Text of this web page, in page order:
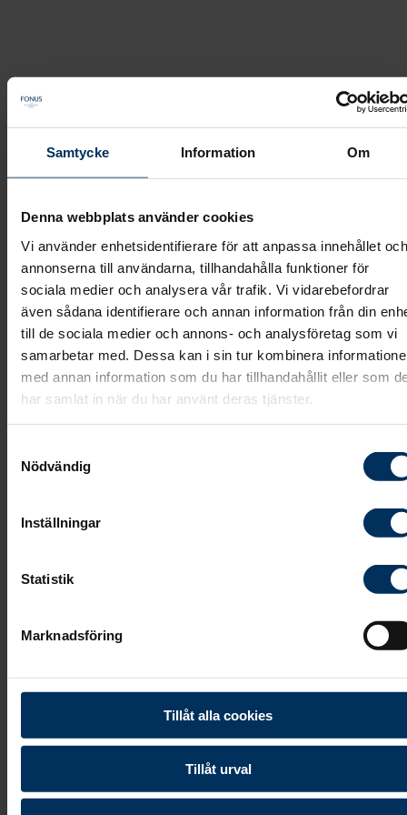
Samtycke Information Om
Denna webbplats använder cookies
Vi använder enhetsidentifierare för att anpassa innehållet och
annonserna till användarna, tillhandahålla funktioner för
sociala medier och analysera vår trafik. Vi vidarebefordrar
även sådana identifierare och annan information från din
till de sociala medier och annons- och analysföretag som vi
samarbetar med. Dessa kan i sin tur kombinera
med annan information som du har tillhandahållit eller som
har samlat in när du har använt deras tjänster.
Nödvändig
Inställningar
Statistik
Marknadsföring
Tillåt alla cookies
Tillåt urval
Fonus / Frågor & Svar /
Vilka webbläsare är Vita Arkivet anpassat för?
Vilka webbläsare är Vita
Arkivet anpassat för?
Vita Arkivet
Chrome, Firefox, Safari och Microsoft Edge.
Vanligaste frågorna om vita arkivet: